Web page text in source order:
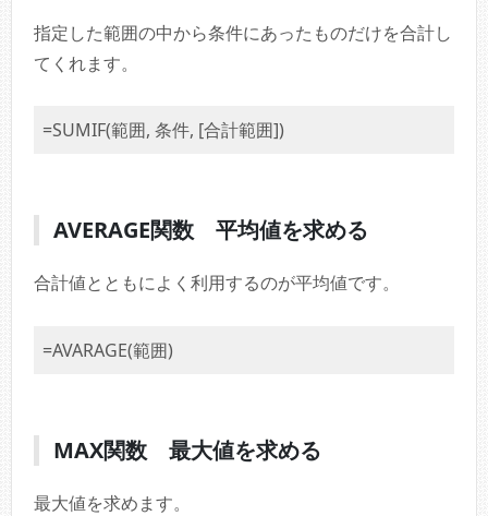
指定した範囲の中から条件にあったものだけを合計し
てくれます。
=SUMIF(範囲, 条件, [合計範囲])
AVERAGE関数 平均値を求める
合計値とともによく利用するのが平均値です。
=AVARAGE(範囲)
MAX関数 最大値を求める
最大値を求めます。